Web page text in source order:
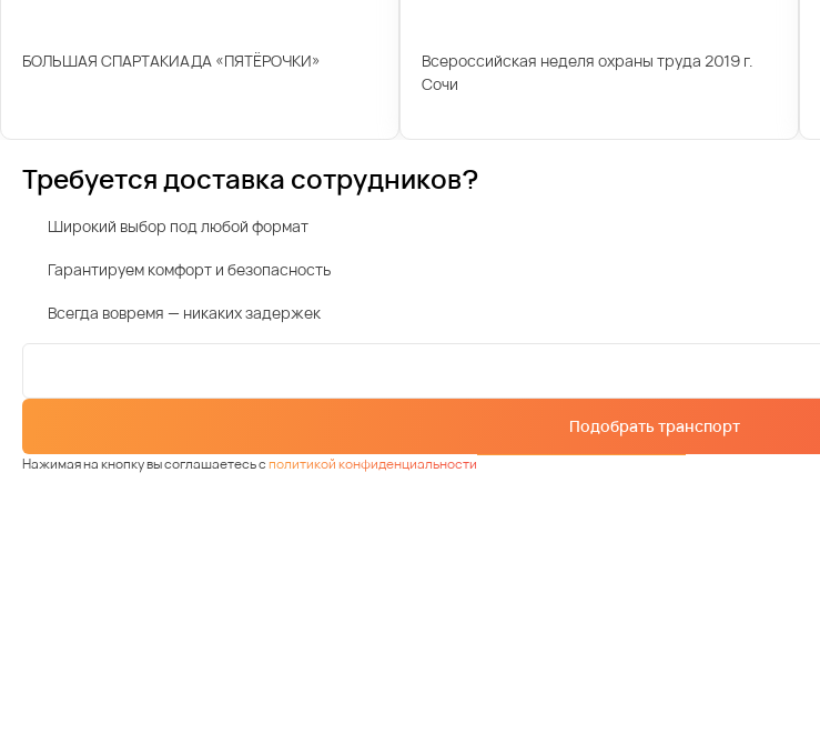
БОЛЬШАЯ СПАРТАКИАДА «ПЯТЁРОЧКИ»
Всероссийская неделя охраны труда 2019 г.
Сочи
Требуется доставка сотрудников?
Широкий выбор под любой формат
Гарантируем комфорт и безопасность
Всегда вовремя — никаких задержек
Подобрать транспорт
Нажимая на кнопку вы соглашаетесь сполитикой конфиденциальности